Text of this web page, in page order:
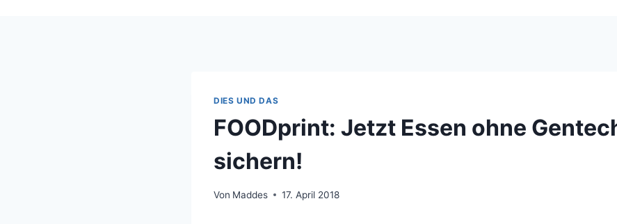
DIES UND DAS
FOODprint: Jetzt Essen ohne
sichern!
Von Maddes 17. April 2018